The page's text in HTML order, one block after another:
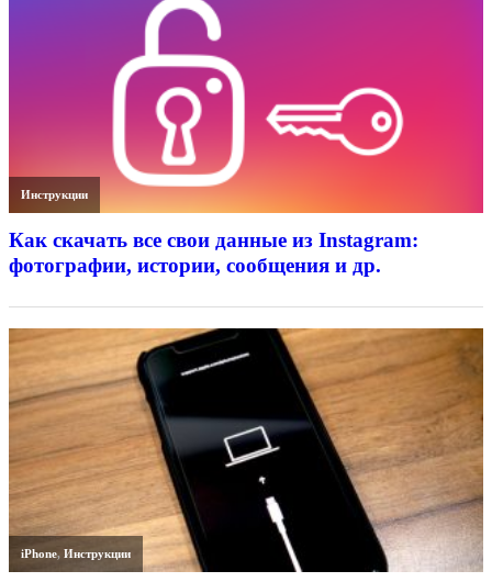
Инструкции
Как скачать все свои данные из Instagram:
фотографии, истории, сообщения и др.
iPhone,Инструкции